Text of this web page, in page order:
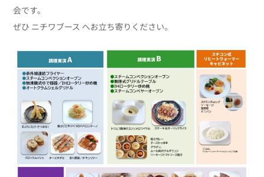
会です。
ぜひ ニチワブース へお立ち寄りください。